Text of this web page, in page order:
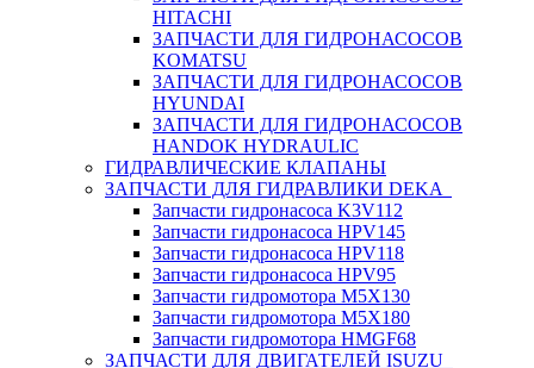
HITACHI
ЗАПЧАСТИ ДЛЯ ГИДРОНАСОСОВ
KOMATSU
ЗАПЧАСТИ ДЛЯ ГИДРОНАСОСОВ
HYUNDAI
ЗАПЧАСТИ ДЛЯ ГИДРОНАСОСОВ
HANDOK HYDRAULIC
ГИДРАВЛИЧЕСКИЕ КЛАПАНЫ
ЗАПЧАСТИ ДЛЯ ГИДРАВЛИКИ DEKA
Запчасти гидронасоса K3V112
Запчасти гидронасоса HPV145
Запчасти гидронасоса HPV118
Запчасти гидронасоса HPV95
Запчасти гидромотора M5X130
Запчасти гидромотора M5X180
Запчасти гидромотора HMGF68
ЗАПЧАСТИ ДЛЯ ДВИГАТЕЛЕЙ ISUZU